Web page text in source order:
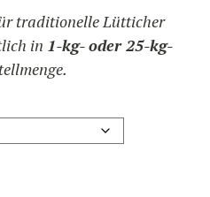
traditionelle Lütticher
in 1-kg- oder 25-kg-